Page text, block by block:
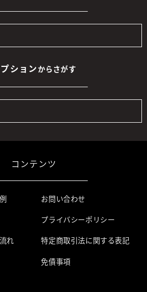
ションからさがす
コンテンツ
れ
お問い合わせ
プライバシーポリシー
特定商取引法に関する表記
免債事項